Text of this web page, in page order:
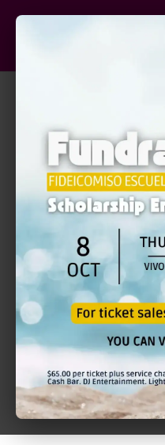
REPASO DE
DE ÉTICA VÍA
$110.00
$110.00
Repaso
de
Jurisprudencia
de
Añadir al carrito